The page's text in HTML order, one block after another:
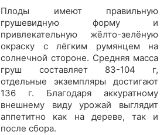
Плоды имеют правильную
грушевидную форму и
привлекательную жёлто-зелёную
окраску с лёгким румянцем на
солнечной стороне. Средняя масса
груш составляет 83-104 г,
отдельные экземпляры достигают
136 г. Благодаря аккуратному
внешнему виду урожай выглядит
аппетитно как на дереве, так и
после сбора.